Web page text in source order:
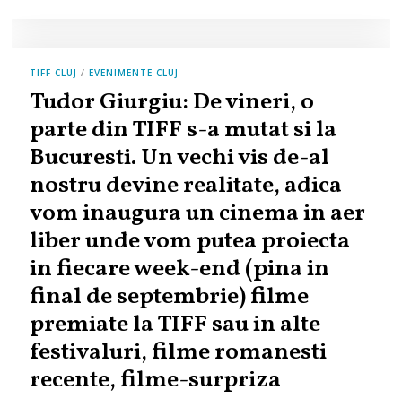
TIFF CLUJ / EVENIMENTE CLUJ
Tudor Giurgiu: De vineri, o
parte din TIFF s-a mutat si la
Bucuresti. Un vechi vis de-al
nostru devine realitate, adica
vom inaugura un cinema in aer
liber unde vom putea proiecta
in fiecare week-end (pina in
final de septembrie) filme
premiate la TIFF sau in alte
festivaluri, filme romanesti
recente, filme-surpriza